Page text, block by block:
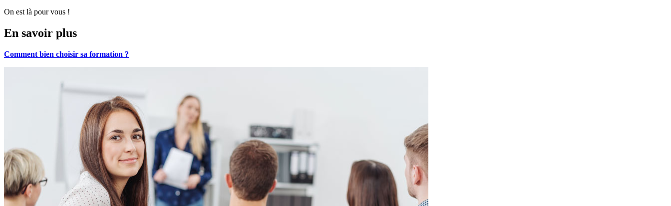
On est là pour vous !
En savoir plus
Comment bien choisir sa formation ?